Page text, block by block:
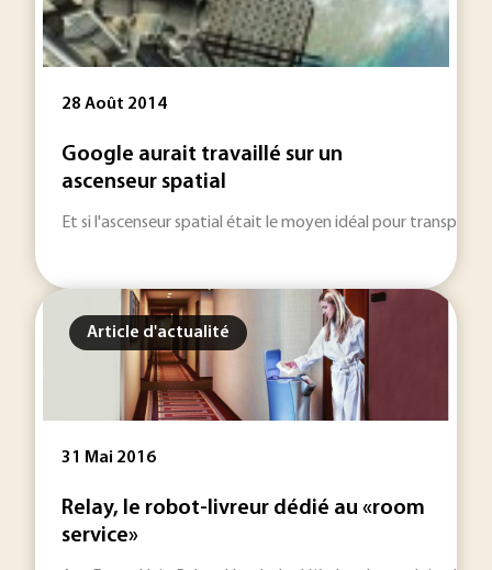
28 Août 2014
Google aurait travaillé sur un
ascenseur spatial
Et si l'ascenseur spatial était le moyen idéal pour
Article d'actualité
31 Mai 2016
Relay, le robot-livreur dédié au «room
service»